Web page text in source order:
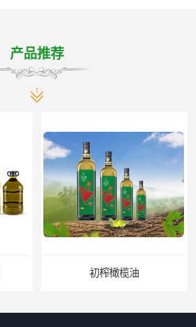
产品推荐
初榨橄榄油